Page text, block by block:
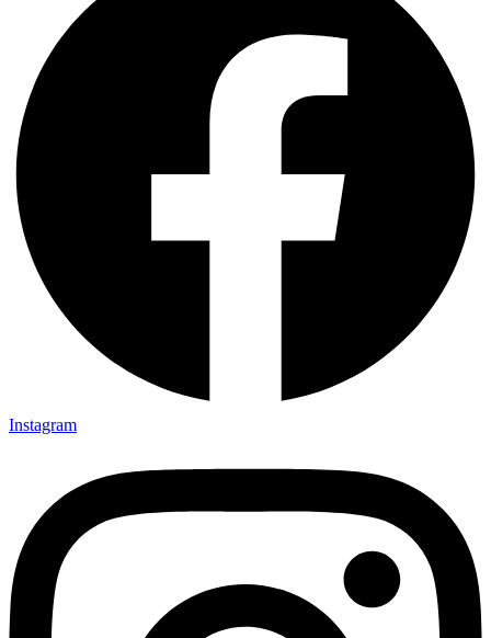
Instagram